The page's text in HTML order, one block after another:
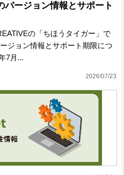
バージョン情報とサポート
の「ちほうタイガー」で
ジョン情報とサポート期限につ
7月...
2026/07/23